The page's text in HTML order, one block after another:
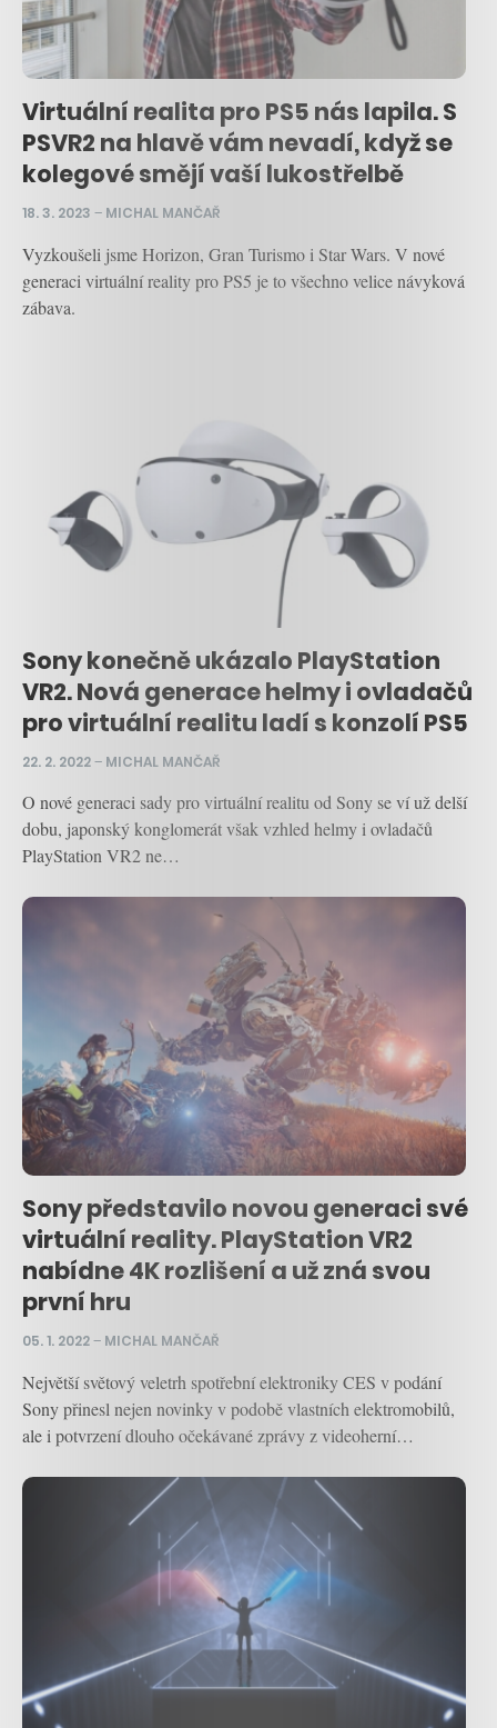
Virtuální realita pro PS5 nás lapila. S
PSVR2 na hlavě vám nevadí, když se
kolegové smějí vaší lukostřelbě
18. 3. 2023 – MICHAL MANČAŘ
Vyzkoušeli jsme Horizon, Gran Turismo i Star Wars. V nové
generaci virtuální reality pro PS5 je to všechno velice návyková
zábava.
Sony konečně ukázalo PlayStation
VR2. Nová generace helmy i ovladačů
pro virtuální realitu ladí s konzolí PS5
22. 2. 2022– MICHAL MANČAŘ
O nové generaci sady pro virtuální realitu od Sony se ví už delší
dobu, japonský konglomerát však vzhled helmy i ovladačů
PlayStation VR2 ne…
Sony představilo novou generaci své
virtuální reality. PlayStation VR2
nabídne 4K rozlišení a už zná svou
první hru
05. 1. 2022– MICHAL MANČAŘ
Největší světový veletrh spotřební elektroniky CES v podání
Sony přinesl nejen novinky v podobě vlastních elektromobilů,
ale i potvrzení dlouho očekávané zprávy z videoherní…